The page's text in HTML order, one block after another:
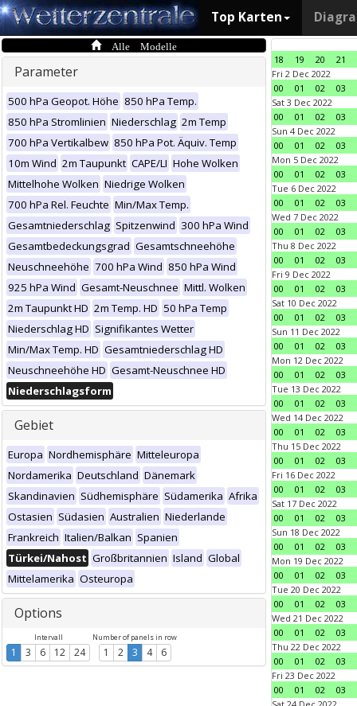
Top Karten
Alle Modelle
Parameter
500 hPa Geopot. Höhe 850 hPa Temp.
850 hPa Stromlinien Niederschlag 2m Temp
700 hPa Vertikalbew 850 hPa Pot. Äquiv. Temp
10m Wind 2m Taupunkt CAPE/LI Hohe Wolken
Mittelhohe Wolken Niedrige Wolken
700 hPa Rel. Feuchte Min/Max Temp.
Gesamtniederschlag Spitzenwind 300 hPa Wind
Gesamtbedeckungsgrad Gesamtschneehöhe
Neuschneehöhe 700 hPa Wind 850 hPa Wind
925 hPa Wind Gesamt-Neuschnee Mittl. Wolken
2m Taupunkt HD 2m Temp. HD 50 hPa Temp
Niederschlag HD Signifikantes Wetter
Min/Max Temp. HD Gesamtniederschlag HD
Neuschneehöhe HD Gesamt-Neuschnee HD
Niederschlagsform
Gebiet
Europa Nordhemisphäre Mitteleuropa
Nordamerika Deutschland Dänemark
Skandinavien Südhemisphäre Südamerika Afrika
Ostasien Südasien Australien Niederlande
Frankreich Italien/Balkan Spanien
Türkei/Nahost Großbritannien Island Global
Mittelamerika Osteuropa
Options
Intervall
1 3 6 12 24
Number of panels in row
1 2 3 4 6
18 19 20
21
Fri 2 Dec 2022
00
01 02
03
Sat 3 Dec 2022
00
01 02
03
Sun 4 Dec 2022
00
01 02
03
Mon 5 Dec 2022
00
01 02
03
Tue 6 Dec 2022
00
01 02
03
Wed 7 Dec 2022
00
01 02
03
Thu 8 Dec 2022
00
01 02
03
Fri 9 Dec 2022
00
01 02
03
Sat 10 Dec 2022
00
01 02
03
Sun 11 Dec 2022
00
01 02
03
Mon 12 Dec 2022
00
01 02
03
Tue 13 Dec 2022
00
01 02
03
Wed 14 Dec 2022
00
01 02
03
Thu 15 Dec 2022
00
01 02
03
Fri 16 Dec 2022
00
01 02
03
Sat 17 Dec 2022
00
01 02
03
Sun 18 Dec 2022
00
01 02
03
Mon 19 Dec 2022
00
01 02
03
Tue 20 Dec 2022
00
01 02
03
Wed 21 Dec 2022
00
01 02
03
Thu 22 Dec 2022
00
01 02
03
Fri 23 Dec 2022
00
01 02
03